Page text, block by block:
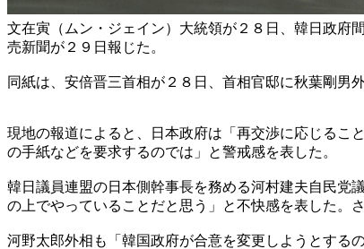
文在寅（ムン・ジェイン）大統領が２８日、韓日政府
売新聞が２９日報じた。
同紙は、安倍晋三首相が２８日、首相官邸に秋葉剛男
現地の報道によると、日本政府は「再交渉に応じるこ
の手紙などを要求するのでは」と警戒感を表した。
韓日議員連盟の日本側幹事長を務める河村建夫自民党
の上でやっていることだと思う」と不快感を表した。
河野太郎外相も「韓国政府が合意を変更しようとする